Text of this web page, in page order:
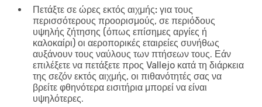
Πετάξτε σε ώρες εκτός αιχμής: για τους
περισσότερους προορισμούς, σε περιόδους
υψηλής ζήτησης (όπως επίσημες αργίες ή
καλοκαίρι) οι αεροπορικές εταιρείες συνήθως
αυξάνουν τους ναύλους των πτήσεων τους. Εάν
επιλέξετε να πετάξετε προς Vallejo κατά τη διάρκεια
της σεζόν εκτός αιχμής, οι πιθανότητές σας να
βρείτε φθηνότερα εισιτήρια μπορεί να είναι
υψηλότερες.